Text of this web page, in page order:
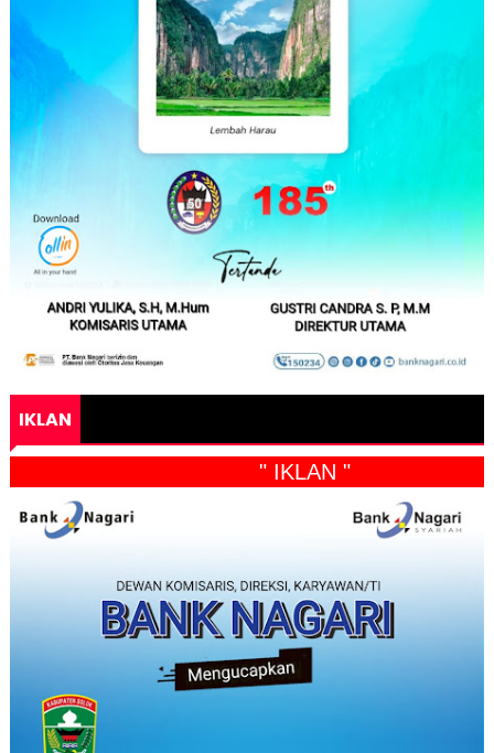
IKLAN
" IKLAN "